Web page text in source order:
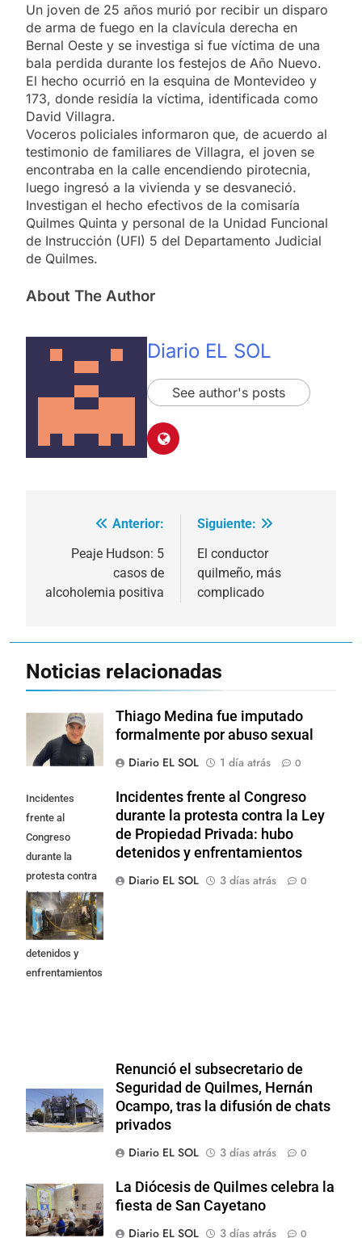
Un joven de 25 años murió por recibir un disparo
de arma de fuego en la clavícula derecha en
Bernal Oeste y se investiga si fue víctima de una
bala perdida durante los festejos de Año Nuevo.
El hecho ocurrió en la esquina de Montevideo y
173, donde residía la víctima, identificada como
David Villagra.
Voceros policiales informaron que, de acuerdo al
testimonio de familiares de Villagra, el joven se
encontraba en la calle encendiendo pirotecnia,
luego ingresó a la vivienda y se desvaneció.
Investigan el hecho efectivos de la comisaría
Quilmes Quinta y personal de la Unidad Funcional
de Instrucción (UFI) 5 del Departamento Judicial
de Quilmes.
About The Author
Diario EL SOL
See author's posts
Navegación
entradas
Anterior:
Peaje Hudson: 5
casos de
alcoholemia positiva
Siguiente:
El conductor
quilmeño, más
complicado
Noticias relacionadas
Thiago Medina fue imputado
formalmente por abuso sexual
Diario EL SOL
1 día atrás 0
Incidentes
frente al
Congreso
durante la
protesta contra
la Ley de
Propiedad
Privada: hubo
detenidos y
enfrentamientos
Incidentes frente al Congreso
durante la protesta contra la Ley
de Propiedad Privada: hubo
detenidos y enfrentamientos
Diario EL SOL
3 días atrás 0
Renunció el subsecretario de
Seguridad de Quilmes, Hernán
Ocampo, tras la difusión de chats
privados
Diario EL SOL
3 días atrás 0
La Diócesis de Quilmes celebra la
fiesta de San Cayetano
Diario EL SOL
3 días atrás 0